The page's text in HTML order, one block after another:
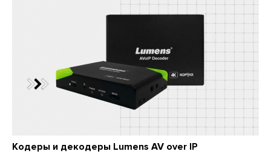
Кодеры и декодеры Lumens AV over IP